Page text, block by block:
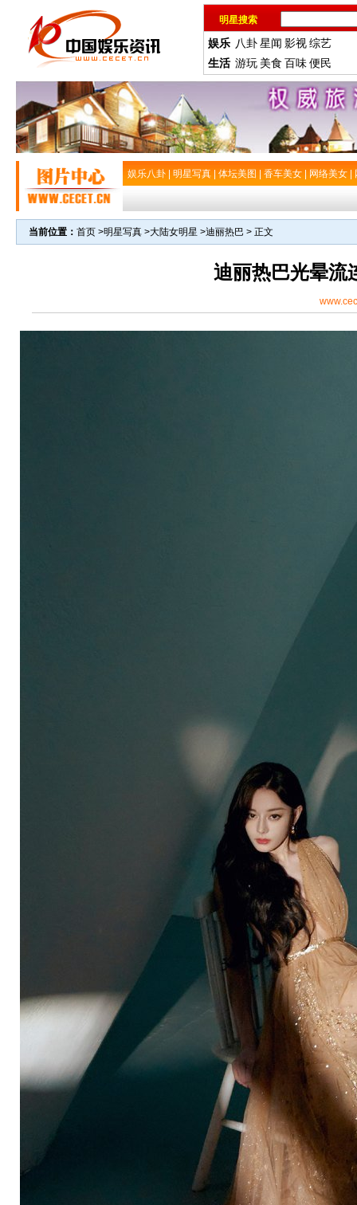
明星搜索
娱乐 八卦星闻 影视综艺
生活 游玩 美食 百味便民
娱乐八卦 明星写真 体坛美图 香车美女 网络美女
当前位置： 首页 >明星写真 >大陆女明星 >迪丽热巴 > 正文
迪丽热巴光晕流